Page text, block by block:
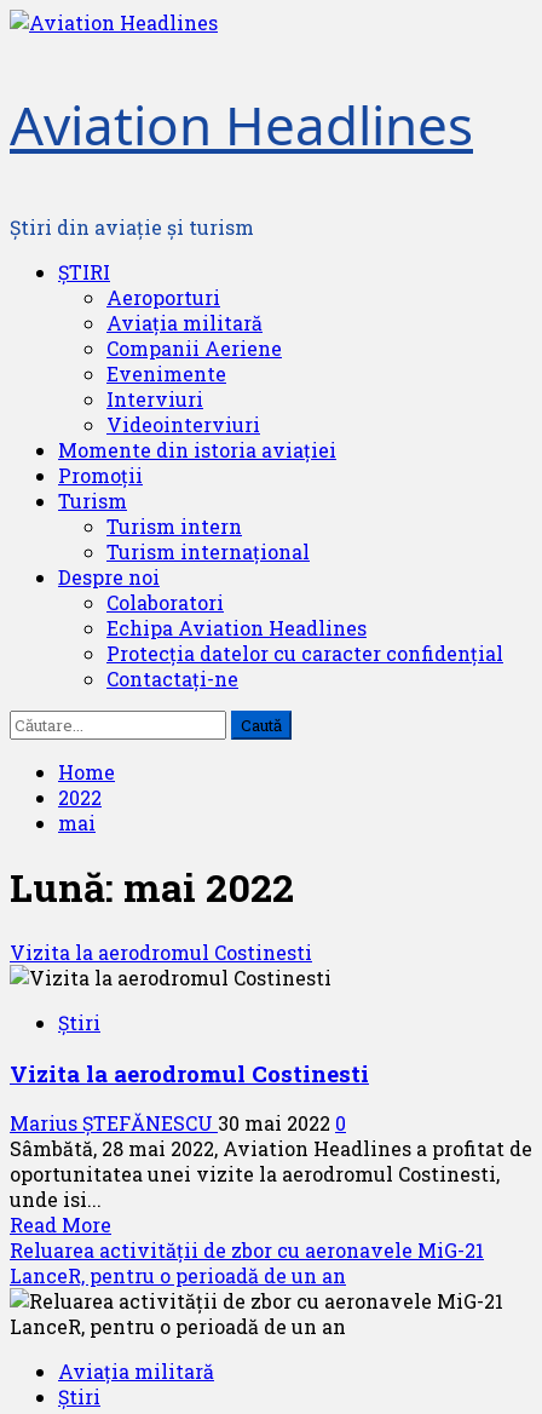
Skip
Aviation Headlines
Știri din aviație și turism
Primary
ȘTIRI
Aeroporturi
Aviația militară
Companii Aeriene
Evenimente
Interviuri
Videointerviuri
Momente din istoria aviației
Promoții
Turism
Turism intern
Turism internațional
Despre noi
Colaboratori
Echipa Aviation Headlines
Protecția datelor cu caracter confidențial
Contactați-ne
Caută
după:
Home
2022
mai
Lună: mai 2022
Vizita la aerodromul Costinesti
Știri
Vizita la aerodromul Costinesti
Marius ȘTEFĂNESCU 30 mai 2022 0
Sâmbătă, 28 mai 2022, Aviation Headlines a profitat de
oportunitatea unei vizite la aerodromul Costinesti,
unde isi...
Read More
more
about
Vizita
la
Costinesti
Reluarea activității de zbor cu aeronavele MiG-21
LanceR, pentru o perioadă de un an
Aviația militară
Știri